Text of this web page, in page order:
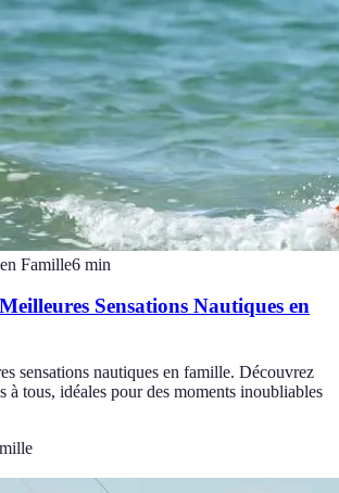
Famille6 min
Sensations Nautiques en
sensations nautiques en famille. Découvrez
à tous, idéales pour des moments inoubliables